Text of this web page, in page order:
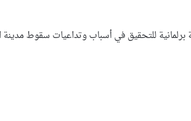
للتحقيق في أسباب وتداعيات سقوط